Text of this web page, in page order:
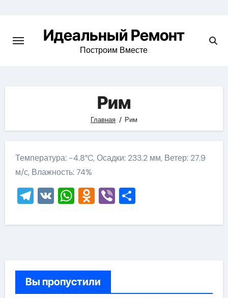
content
Идеальный Ремонт
Построим Вместе
Рим
Главная Рим
Температура: -4.8°C, Осадки: 233.2 мм, Ветер: 27.9
м/с, Влажность: 74%
Telegram
VKWhatsApp
Odnoklassniki
ViberОтправить
Вы пропустили